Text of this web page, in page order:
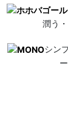
潤う
シン